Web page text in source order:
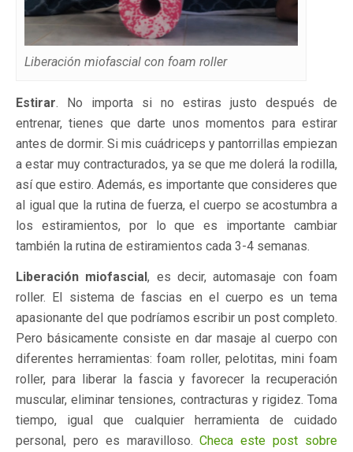
Liberación miofascial con foam roller
Estirar. No importa si no estiras justo después de
entrenar, tienes que darte unos momentos para estirar
antes de dormir. Si mis cuádriceps y pantorrillas empiezan
a estar muy contracturados, ya se que me dolerá la rodilla,
así que estiro. Además, es importante que consideres que
al igual que la rutina de fuerza, el cuerpo se acostumbra a
los estiramientos, por lo que es importante cambiar
también la rutina de estiramientos cada 3-4 semanas.
Liberación miofascial, es decir, automasaje con foam
roller. El sistema de fascias en el cuerpo es un tema
apasionante del que podríamos escribir un post completo.
Pero básicamente consiste en dar masaje al cuerpo con
diferentes herramientas: foam roller, pelotitas, mini foam
roller, para liberar la fascia y favorecer la recuperación
muscular, eliminar tensiones, contracturas y rigidez. Toma
tiempo, igual que cualquier herramienta de cuidado
personal, pero es maravilloso.Checa este post sobre